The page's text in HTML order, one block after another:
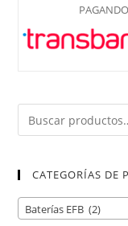
CATEGORÍAS DE
Baterías EFB (2)